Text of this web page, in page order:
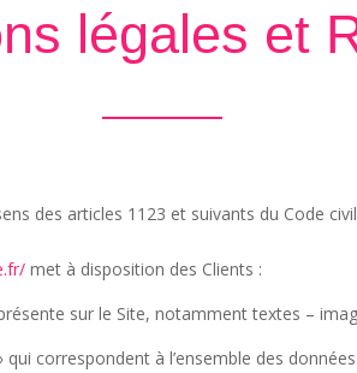
légales et
des articles 1123 et suivants du Code
met à disposition des Clients :
sur le Site, notamment textes –
correspondent à l’ensemble des